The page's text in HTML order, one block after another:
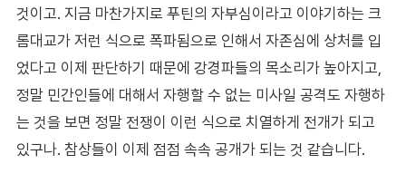
것이고. 지금 마찬가지로 푸틴의 자부심이라고 이야기하는 크
롬대교가 저런 식으로 폭파됨으로 인해서 자존심에 상처를 입
었다고 이제 판단하기 때문에 강경파들의 목소리가 높아지고,
정말 민간인들에 대해서 자행할 수 없는 미사일 공격도 자행하
는 것을 보면 정말 전쟁이 이런 식으로 치열하게 전개가 되고
있구나. 참상들이 이제 점점 속속 공개가 되는 것 같습니다.